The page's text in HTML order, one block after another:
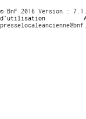
© BnF 2016 Version :
d’utilisation